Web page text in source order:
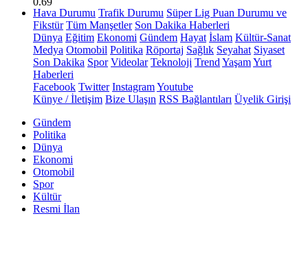
Hava Durumu Trafik Durumu Süper Lig Puan Durumu ve
Fikstür Tüm Manşetler Son Dakika Haberleri
Dünya Eğitim Ekonomi Gündem Hayat İslam Kültür-Sanat
Medya Otomobil Politika Röportaj Sağlık Seyahat Siyaset
Son Dakika Spor Videolar Teknoloji Trend YaşamYurt
Haberleri
Facebook Twitter InstagramYoutube
Künye / İletişim Bize Ulaşın RSS Bağlantıları Üyelik Girişi
Gündem
Politika
Dünya
Ekonomi
Otomobil
Spor
Kültür
Resmi İlan